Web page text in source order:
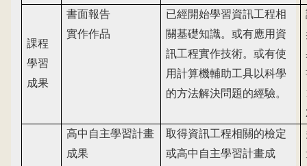
課程
學習
成果
書面報告
實作作品
已經開始學習資訊工程相
關基礎知識。或有應用資
訊工程實作技術。或有使
用計算機輔助工具以科學
的方法解決問題的經驗。
高中自主學習計畫
成果
取得資訊工程相關的檢定
或高中自主學習計畫成